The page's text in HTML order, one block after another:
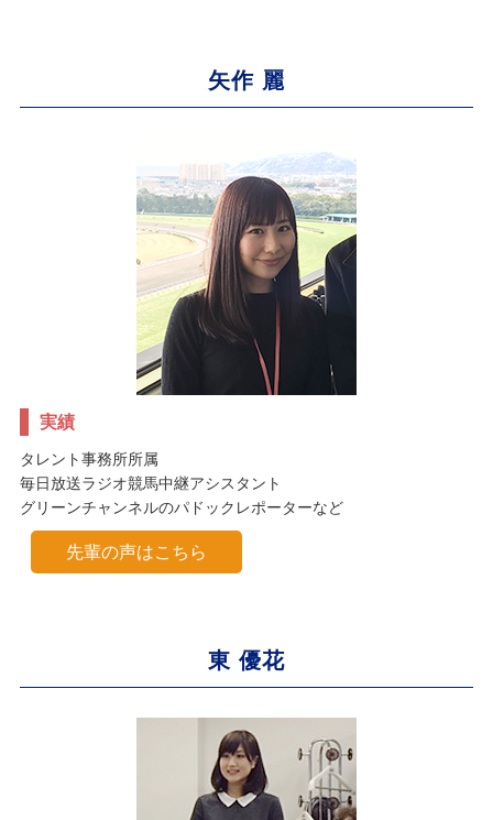
矢作 麗
実績
タレント事務所所属
毎日放送ラジオ競馬中継アシスタント
グリーンチャンネルのパドックレポーターなど
先輩の声はこちら
東 優花